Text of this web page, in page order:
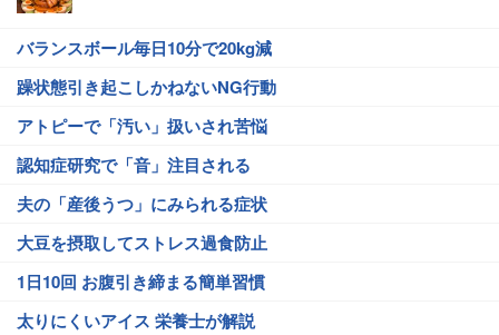
バランスボール毎日10分で20kg減
躁状態引き起こしかねないNG行動
アトピーで「汚い」扱いされ苦悩
認知症研究で「音」注目される
夫の「産後うつ」にみられる症状
大豆を摂取してストレス過食防止
1日10回 お腹引き締まる簡単習慣
太りにくいアイス 栄養士が解説